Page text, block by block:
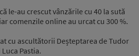
le-au crescut vânzările cu 40 la sută
comenzile online au urcat cu 300 %.
cu ascultătorii Deșteptarea de Tudor
Pastia.